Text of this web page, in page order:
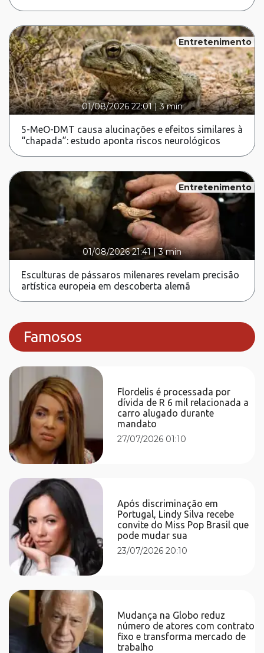
Entretenimento
01/08/2026 22:01|3 min
5-MeO-DMT causa alucinações e efeitos similares à
“chapada”: estudo aponta riscos neurológicos
Entretenimento
01/08/2026 21:41 |3 min
Esculturas de pássaros milenares revelam precisão
artística europeia em descoberta alemã
Famosos
Flordelis é processada por
dívida de R 6 mil relacionada a
carro alugado durante
mandato
27/07/2026 01:10
Após discriminação em
Portugal, Lindy Silva recebe
convite do Miss Pop Brasil que
pode mudar sua
23/07/2026 20:10
Mudança na Globo reduz
número de atores com contrato
fixo e transforma mercado de
trabalho